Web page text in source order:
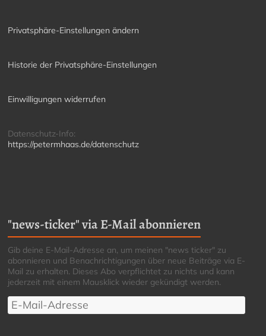
Privatsphäre-Einstellungen ändern
Historie der Privatsphäre-Einstellungen
Einwilligungen widerrufen
Datenschutz-Info:
https://petermhaas.de/datenschutz
"news-ticker" via E-Mail abonnieren
Gib deine E-Mail-Adresse an, um meinen "news ticker" zu
abonnieren und Benachrichtigungen über neue Beiträge via E-
Mail zu erhalten. Dieses Abo verpflichtet zu nichts und kann
jederzeit mit einem Mausklick wieder gekündigt werden.
E-
Mail-